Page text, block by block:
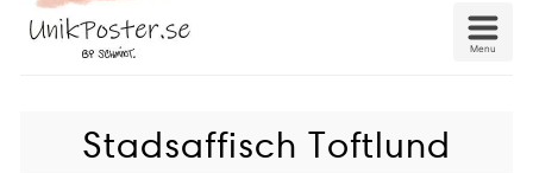
Menu
Stadsaffisch Toftlund